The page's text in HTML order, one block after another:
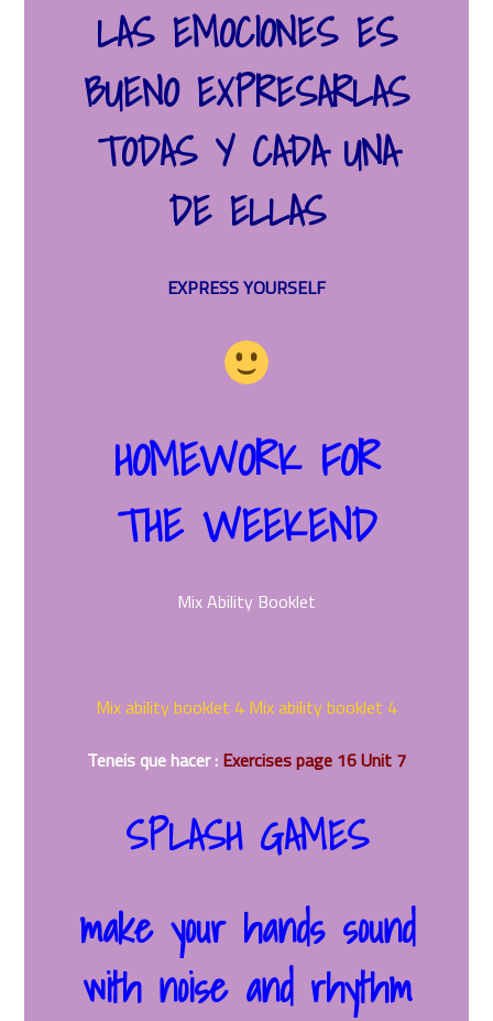
LAS EMOCIONES ES
BUENO EXPRESARLAS
TODAS Y CADA UNA
DE ELLAS
EXPRESS YOURSELF
HOMEWORK FOR
THE WEEKEND
Mix Ability Booklet
Mix ability booklet 4 Mix ability booklet 4
Teneis que hacer : Exercises page 16 Unit 7
SPLASH GAMES
make your hands sound
with noise and rhythm